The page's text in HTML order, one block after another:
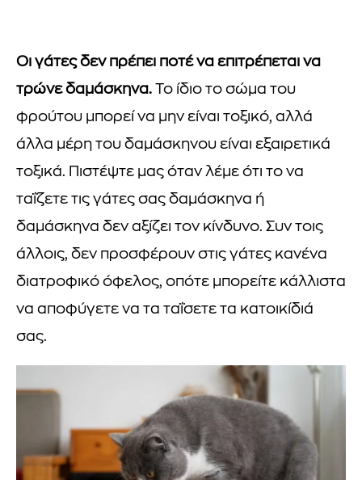
Οι γάτες δεν πρέπει ποτέ να επιτρέπεται να
τρώνε δαμάσκηνα. Το ίδιο το σώμα του
φρούτου μπορεί να μην είναι τοξικό, αλλά
άλλα μέρη του δαμάσκηνου είναι εξαιρετικά
τοξικά. Πιστέψτε μας όταν λέμε ότι το να
ταΐζετε τις γάτες σας δαμάσκηνα ή
δαμάσκηνα δεν αξίζει τον κίνδυνο. Συν τοις
άλλοις, δεν προσφέρουν στις γάτες κανένα
διατροφικό όφελος, οπότε μπορείτε κάλλιστα
να αποφύγετε να τα ταΐσετε τα κατοικίδιά
σας.